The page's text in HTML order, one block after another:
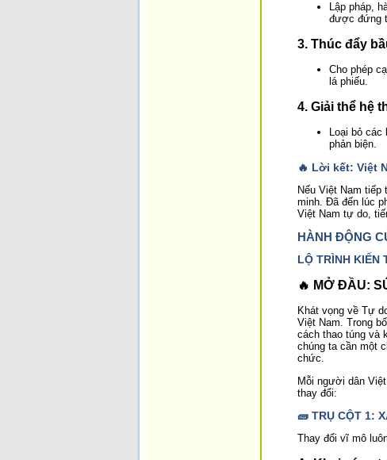
Lập pháp,
được đứng
3. Thúc đẩy
Cho phép
lá phiếu.
4. Giải thể hệ
Loại bỏ
phản biện.
🔥 Lời kết: Việt
Nếu Việt Nam
minh. Đã đến lúc
Việt Nam tự do,
HÀNH ĐỘNG
LỘ TRÌNH KIẾN
🔥 MỞ ĐẦU:
Khát vọng về Tự
Việt Nam. Trong
cách thao túng và
chúng ta cần một
chức.
Mỗi người dân
thay đổi:
🧱 TRỤ CỘT 1:
Thay đổi vĩ mô